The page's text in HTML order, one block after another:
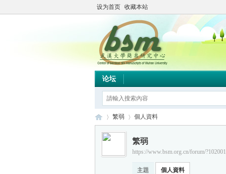
设为首页 收藏本站
论坛
›
繁弱
›
個人資料
繁弱
https://www.bsm.org.cn/forum/?102001
主題 個人資料